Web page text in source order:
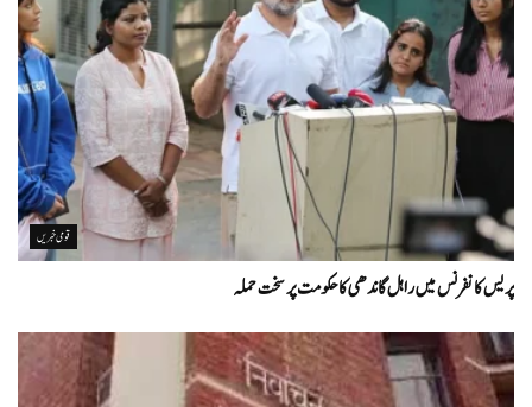
قومی خبریں
پریس کانفرنس میں راہل گاندھی کا حکومت پر سخت حملہ